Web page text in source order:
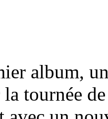
album,
la tournée